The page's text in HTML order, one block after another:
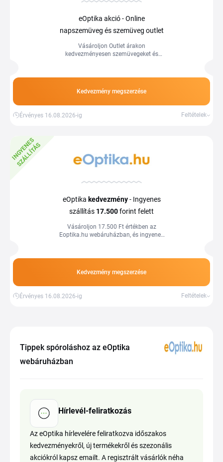
eOptika akció - Online
napszemüveg és szemüveg outlet
Vásároljon Outlet árakon
kedvezményesen szemüvegeket és
Tiplino cashback portál segítségével.
Kedvezmény megszerzése
Érvényes 16.08.2026-ig Feltételek
I
N
G
Y
E
N
E
S
S
Z
Á
L
L
Í
T
Á
S
eOptika kedvezmény- Ingyenes
szállítás 17.500forint felett
Vásároljon 17.500 Ft értékben az
Eoptika.hu webáruházban, és ingyenes
Tiplino cashback portál segítségével.
Kedvezmény megszerzése
Érvényes 16.08.2026-ig Feltételek
Tippek spóroláshoz az eOptika
webáruházban
Hírlevél-feliratkozás
Az eOptika hírlevelére feliratkozva időszakos
kedvezményekről, új termékekről és szezonális
akciókról kapsz emailt. A regisztrált vásárlók néha